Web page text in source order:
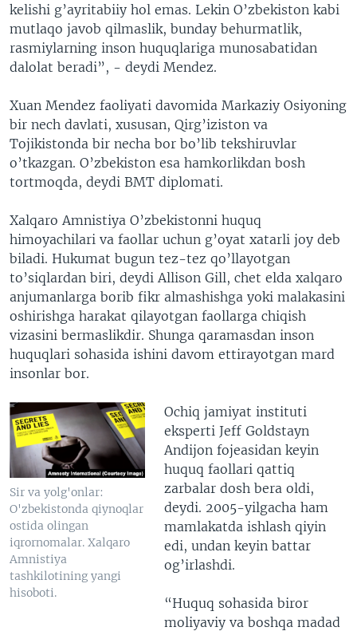
kelishi g’ayritabiiy hol emas. Lekin O’zbekiston kabi
mutlaqo javob qilmaslik, bunday behurmatlik,
rasmiylarning inson huquqlariga munosabatidan
dalolat beradi”, - deydi Mendez.
Xuan Mendez faoliyati davomida Markaziy Osiyoning
bir nech davlati, xususan, Qirg’iziston va
Tojikistonda bir necha bor bo’lib tekshiruvlar
o’tkazgan. O’zbekiston esa hamkorlikdan bosh
tortmoqda, deydi BMT diplomati.
Xalqaro Amnistiya O’zbekistonni huquq
himoyachilari va faollar uchun g’oyat xatarli joy deb
biladi. Hukumat bugun tez-tez qo’llayotgan
to’siqlardan biri, deydi Allison Gill, chet elda xalqaro
anjumanlarga borib fikr almashishga yoki malakasini
oshirishga harakat qilayotgan faollarga chiqish
vizasini bermaslikdir. Shunga qaramasdan inson
huquqlari sohasida ishini davom ettirayotgan mard
insonlar bor.
Sir va yolg'onlar:
O'zbekistonda qiynoqlar
ostida olingan
iqrornomalar. Xalqaro
Amnistiya
tashkilotining yangi
hisoboti.
Ochiq jamiyat instituti
eksperti Jeff Goldstayn
Andijon fojeasidan keyin
huquq faollari qattiq
zarbalar dosh bera oldi,
deydi. 2005-yilgacha ham
mamlakatda ishlash qiyin
edi, undan keyin battar
og’irlashdi.
“Huquq sohasida biror
moliyaviy va boshqa madad